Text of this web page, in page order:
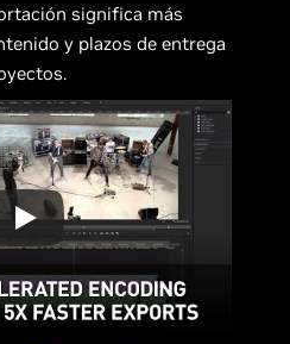
significa más
y plazos de entrega